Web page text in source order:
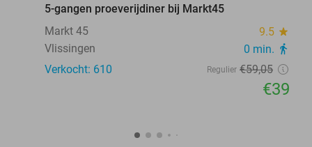
5-gangen proeverijdiner bij Markt45
Markt 45
9.5 star
Vlissingen 0 min. directions_walk
Verkocht: 610 Regulier €59,05
€39